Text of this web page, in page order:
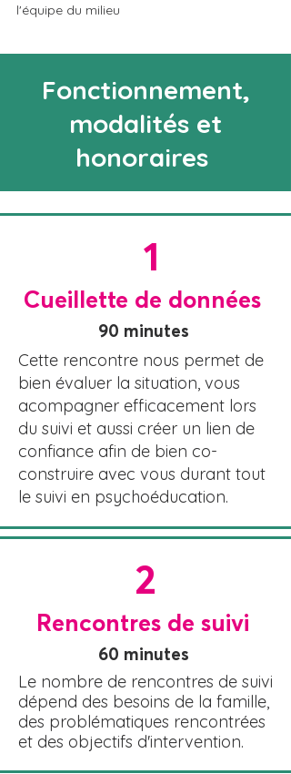
l'équipe du milieu
Fonctionnement,
modalités et
honoraires
1
Cueillette de données
90 minutes
Cette rencontre nous permet de
bien évaluer la situation, vous
acompagner efficacement lors
du suivi et aussi créer un lien de
confiance afin de bien co-
construire avec vous durant tout
le suivi en psychoéducation.
2
Rencontres de suivi
60 minutes
Le nombre de rencontres de suivi
dépend des besoins de la famille,
des problématiques rencontrées
et des objectifs d'intervention.